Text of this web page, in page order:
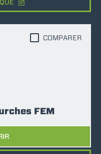
FEM
COMPARER